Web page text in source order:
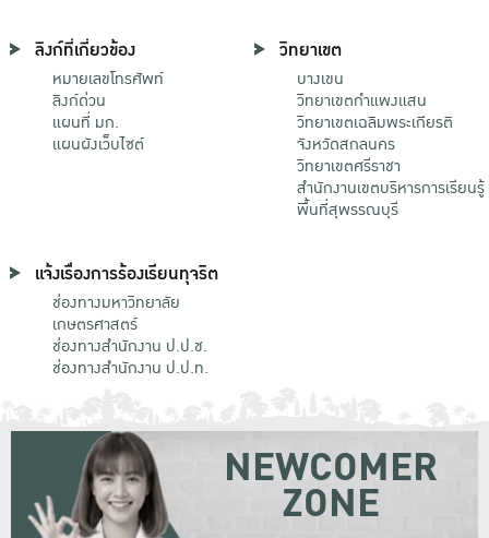
ลิงก์ที่เกี่ยวข้อง
หมายเลขโทรศัพท์
ลิงก์ด่วน
แผนที่ มก.
แผนผังเว็บไซต์
วิทยาเขต
บางเขน
วิทยาเขตกําแพงแสน
วิทยาเขตเฉลิมพระเกียรติ
จังหวัดสกลนคร
วิทยาเขตศรีราชา
สำนักงานเขตบริหารการเรียนรู้
พื้นที่สุพรรณบุรี
แจ้งเรื่องการร้องเรียนทุจริต
ช่องทางมหาวิทยาลัย
เกษตรศาสตร์
ช่องทางสำนักงาน ป.ป.ช.
ช่องทางสำนักงาน ป.ป.ท.
NEWCOMER
ZONE